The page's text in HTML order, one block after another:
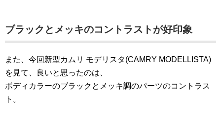
ブラックとメッキのコントラストが好印象
また、今回新型カムリ モデリスタ(CAMRY MODELLISTA)
を見て、良いと思ったのは、
ボディカラーのブラックとメッキ調のパーツのコントラス
ト。